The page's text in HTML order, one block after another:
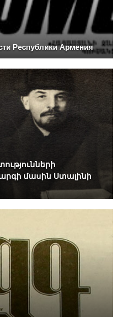
Республики Армения
մասին Ստալինի